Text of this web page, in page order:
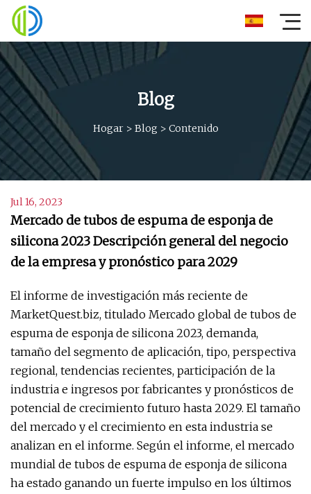
Blog
Hogar> Blog > Contenido
Jul 16, 2023
Mercado de tubos de espuma de esponja de
silicona 2023 Descripción general del negocio
de la empresa y pronóstico para 2029
El informe de investigación más reciente de
MarketQuest.biz, titulado Mercado global de tubos de
espuma de esponja de silicona 2023, demanda,
tamaño del segmento de aplicación, tipo, perspectiva
regional, tendencias recientes, participación de la
industria e ingresos por fabricantes y pronósticos de
potencial de crecimiento futuro hasta 2029. El tamaño
del mercado y el crecimiento en esta industria se
analizan en el informe. Según el informe, el mercado
mundial de tubos de espuma de esponja de silicona
ha estado ganando un fuerte impulso en los últimos